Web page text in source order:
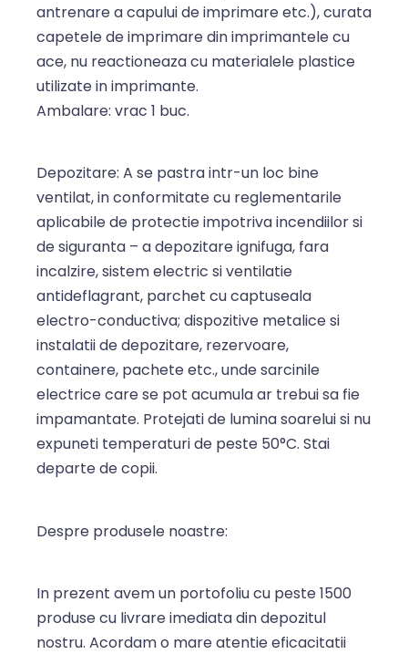
antrenare a capului de imprimare etc.), curata
capetele de imprimare din imprimantele cu
ace, nu reactioneaza cu materialele plastice
utilizate in imprimante.
Ambalare: vrac 1 buc.
Depozitare: A se pastra intr-un loc bine
ventilat, in conformitate cu reglementarile
aplicabile de protectie impotriva incendiilor si
de siguranta – adepozitare ignifuga, fara
incalzire, sistem electric si ventilatie
antideflagrant, parchet cucaptuseala
electro-conductiva; dispozitive metalice si
instalatii de depozitare, rezervoare,
containere, pachete etc., undesarcinile
electrice care se pot acumula ar trebui sa fie
impamantate. Protejati de lumina soarelui si nu
expuneti temperaturi de peste 50°C. Stai
departe de copii.
Despre produsele noastre:
In prezent avem un portofoliu cu peste 1500
produse cu livrare imediata din depozitul
nostru. Acordam o mare atentie eficacitatii